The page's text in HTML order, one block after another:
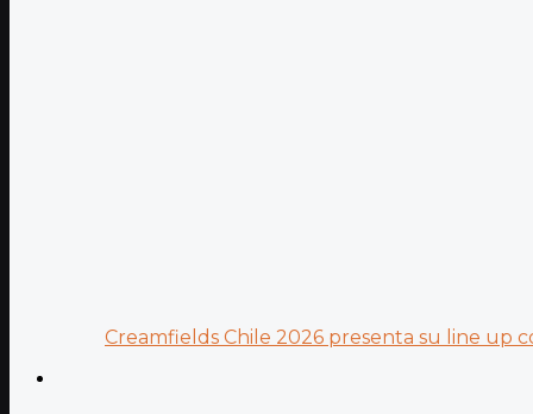
Creamfields Chile 2026 presenta su line up